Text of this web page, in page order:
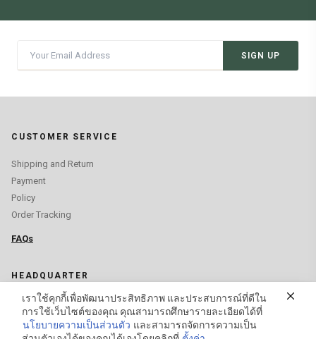
SIGN UP
CUSTOMER SERVICE
Shipping and Return
Payment
Policy
Order Tracking
FAQs
HEADQUARTER
YMF INTERNATIONAL THAI CO., LTD.
+66 2961 5675
เราใช้คุกกี้เพื่อพัฒนาประสิทธิภาพ และประสบการณ์ที่ดีใน
การใช้เว็บไซต์ของคุณ คุณสามารถศึกษารายละเอียดได้ที่
นโยบายความเป็นส่วนตัว และสามารถจัดการความเป็น